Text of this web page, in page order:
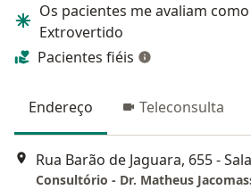
Os pacientes me avaliam
Extrovertido
Pacientes fiéis
Endereço Teleconsulta
Consultório - Dr. Matheus